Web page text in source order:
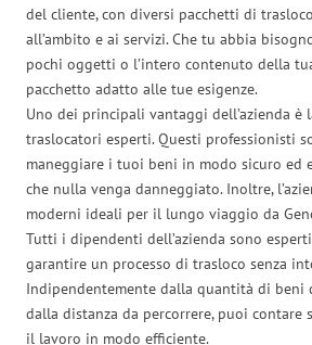
del cliente, con diversi pacchetti di
all’ambito e ai servizi. Che tu abbia
pochi oggetti o l’intero contenuto della
pacchetto adatto alle tue esigenze.
Uno dei principali vantaggi dell’azienda è
traslocatori esperti. Questi professionisti
maneggiare i tuoi beni in modo sicuro ed
che nulla venga danneggiato. Inoltre,
moderni ideali per il lungo viaggio da
Tutti i dipendenti dell’azienda sono
garantire un processo di trasloco senza
Indipendentemente dalla quantità di beni
dalla distanza da percorrere, puoi contare
il lavoro in modo efficiente.